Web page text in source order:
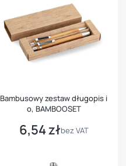
Bambusowy zestaw długopis i
o, BAMBOOSET
Cena
6,54 złbez VAT